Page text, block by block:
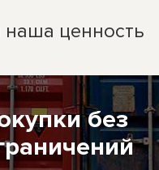
наша ценность
без